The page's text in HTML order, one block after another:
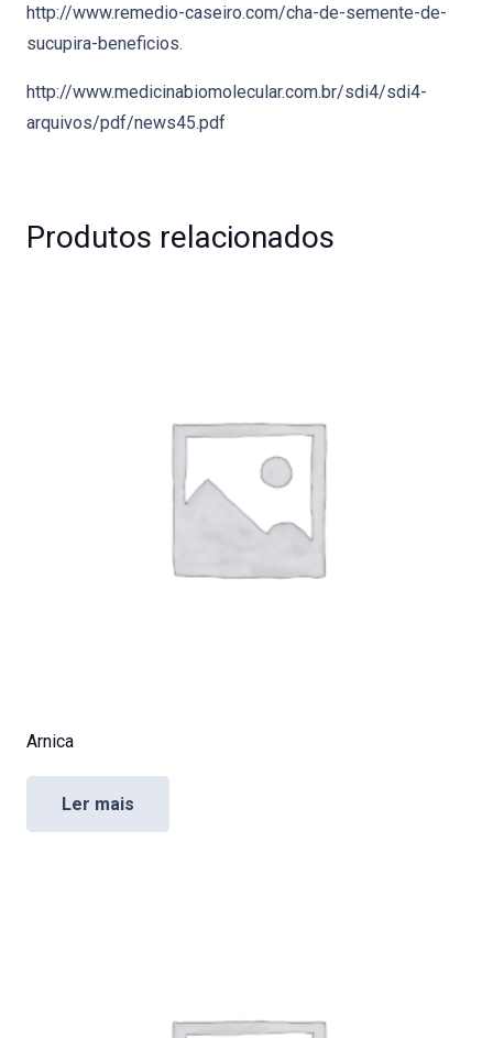
http://www.remedio-caseiro.com/cha-de-semente-de-
sucupira-beneficios.
http://www.medicinabiomolecular.com.br/sdi4/sdi4-
arquivos/pdf/news45.pdf
Produtos relacionados
Arnica
Ler mais